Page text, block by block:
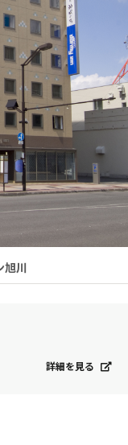
旭川
詳細を見る